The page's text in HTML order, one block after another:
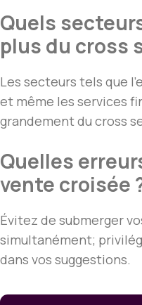
Quels
plus du cross
Les secteurs tels que
et même les services
grandement du cross
Quelles
vente croisée
Évitez de submerger
simultanément;
dans vos suggestions.